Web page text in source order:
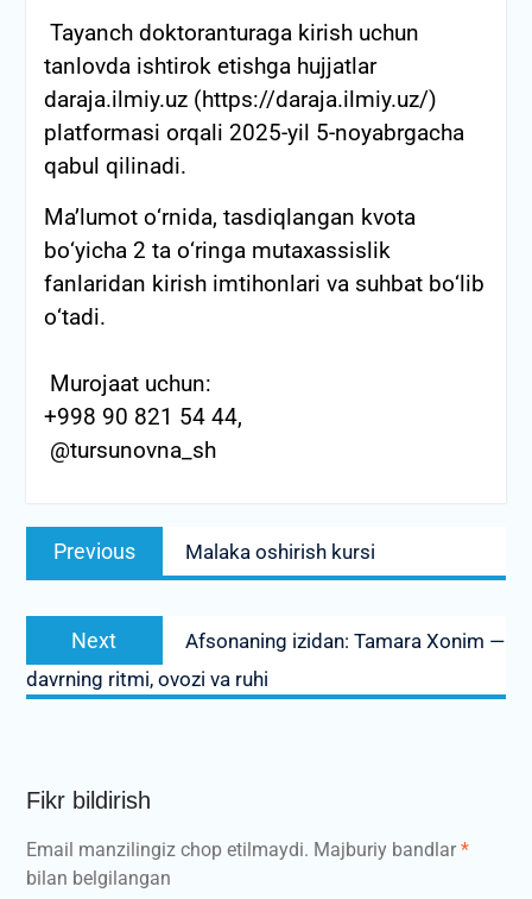
Tayanch doktoranturaga kirish uchun
tanlovda ishtirok etishga hujjatlar
daraja.ilmiy.uz (https://daraja.ilmiy.uz/)
platformasi orqali 2025-yil 5-noyabrgacha
qabul qilinadi.
Ma’lumot о‘rnida, tasdiqlangan kvota
bо‘yicha 2 ta о‘ringa mutaxassislik
fanlaridan kirish imtihonlari va suhbat bо‘lib
о‘tadi.
Murojaat uchun:
+998 90 821 54 44,
@tursunovna_sh
Post
menyusi
Previous
Previous
post:
Malaka oshirish kursi
Next
Next
post:
Afsonaning izidan: Tamara Xonim —
davrning ritmi, ovozi va ruhi
Fikr bildirish
Email manzilingiz chop etilmaydi. Majburiy bandlar*
bilan belgilangan